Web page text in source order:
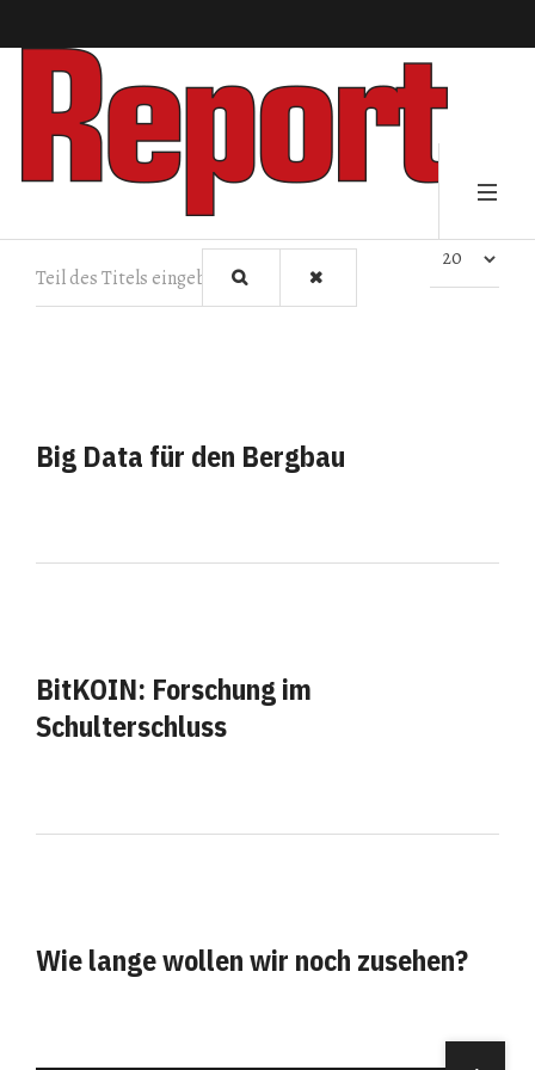
Teil des Titels eingeben Anzeige #
Big Data für den Bergbau
BitKOIN: Forschung im
Schulterschluss
Wie lange wollen wir noch zusehen?